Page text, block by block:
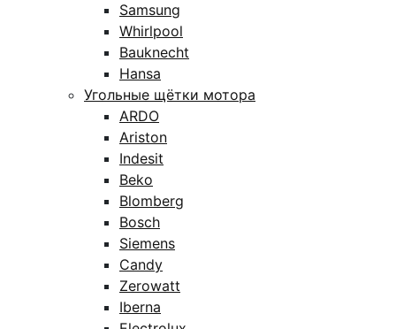
Samsung
Whirlpool
Bauknecht
Hansa
Угольные щётки мотора
ARDO
Ariston
Indesit
Beko
Blomberg
Bosch
Siemens
Candy
Zerowatt
Iberna